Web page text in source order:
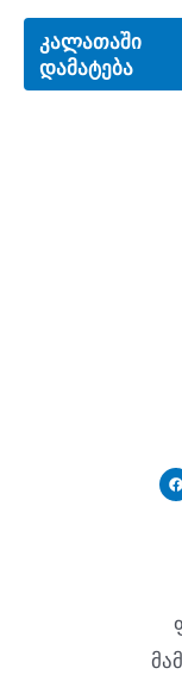
კალათაში
დამატება